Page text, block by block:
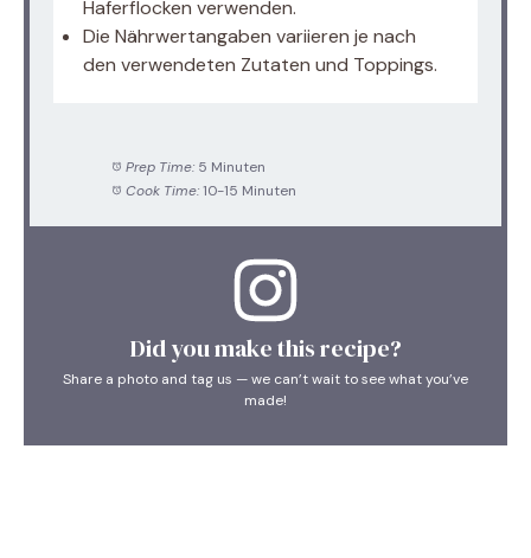
Haferflocken verwenden.
Die Nährwertangaben variieren je nach
den verwendeten Zutaten und Toppings.
Prep Time: 5 Minuten
Cook Time: 10-15 Minuten
Did you make this recipe?
Share a photo and tag us — we can’t wait to see what you’ve
made!